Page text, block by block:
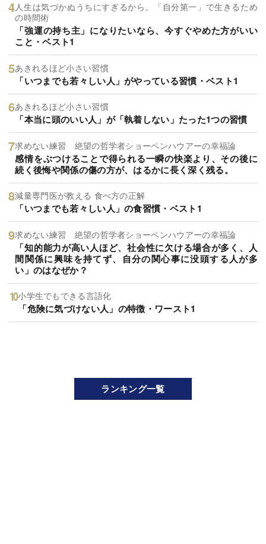
人生は気づかぬうちにすぎるから。「自分第一」で生きるため
の時間術
「強運の持ち主」になりたいなら、今すぐやめた方がいい
こと・ベスト1
あきれるほど小さい習慣
「いつまでも若々しい人」がやっている習慣・ベスト1
あきれるほど小さい習慣
「本当に頭のいい人」が「執着しない」たった1つの習慣
求めない練習 絶望の哲学者ショーペンハウアーの幸福論
感情をぶつけることで得られる一瞬の快楽より、その後に
続く後悔や関係の傷の方が、はるかに長く深く残る。
減量専門医が教える 食べ方の正解
「いつまでも若々しい人」の食習慣・ベスト1
求めない練習 絶望の哲学者ショーペンハウアーの幸福論
「知的能力が高い人ほど、社会性に欠ける場合が多く、人
間関係に興味を持てず、自分の関心事に没頭する人が多
い」のはなぜか？
小学生でもできる言語化
「危険に気づけない人」の特徴・ワースト1
ランキング一覧